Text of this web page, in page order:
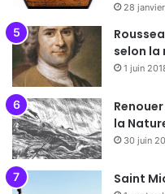
28
selon la
1 juin
la
30 juin
Saint